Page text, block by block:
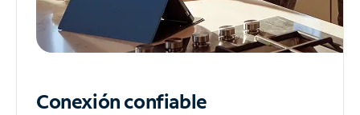
Conexión confiable